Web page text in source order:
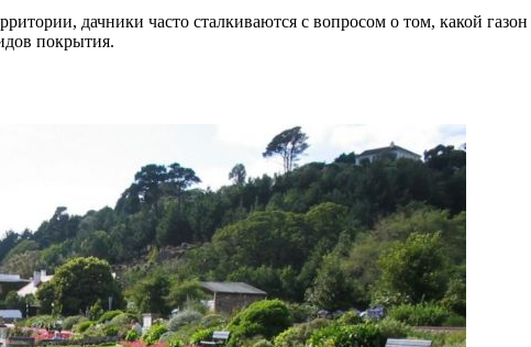
дачники часто сталкиваются с вопросом о том, какой
покрытия.